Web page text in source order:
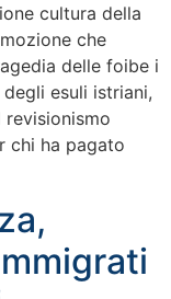
cultura della
che
delle foibe i
esuli istriani,
revisionismo
chi ha pagato